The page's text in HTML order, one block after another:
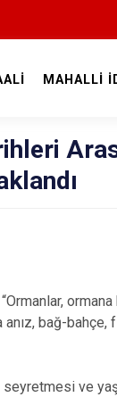
MAHALLİ
bağ-bahçe,
ve